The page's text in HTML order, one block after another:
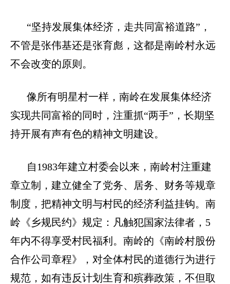
“坚持发展集体经济，走共同富裕道路”，
不管是张伟基还是张育彪，这都是南岭村永远
不会改变的原则。
像所有明星村一样，南岭在发展集体经济
实现共同富裕的同时，注重抓“两手”，长期坚
持开展有声有色的精神文明建设。
自1983年建立村委会以来，南岭村注重建
章立制，建立健全了党务、居务、财务等规章
制度，把精神文明与村民的经济利益挂钩。南
岭《乡规民约》规定：凡触犯国家法律者， 5
年内不得享受村民福利。南岭的《南岭村股份
合作公司章程》，对全体村民的道德行为进行
规范，如有违反计划生育和殡葬政策，不但取